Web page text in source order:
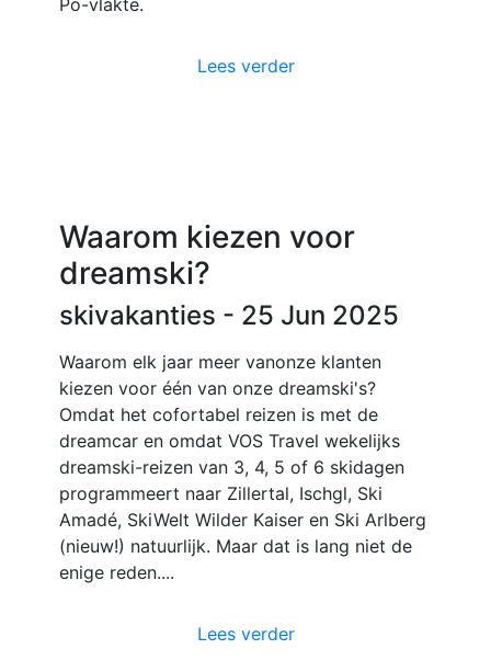
Po-vlakte.
Lees verder
Waarom kiezen voor
dreamski?
skivakanties - 25 Jun 2025
Waarom elk jaar meer vanonze klanten
kiezen voor één van onze dreamski's?
Omdat het cofortabel reizen is met de
dreamcar en omdat VOS Travel wekelijks
dreamski-reizen van 3, 4, 5 of 6 skidagen
programmeert naar Zillertal, Ischgl, Ski
Amadé, SkiWelt Wilder Kaiser en Ski Arlberg
(nieuw!) natuurlijk. Maar dat is lang niet de
enige reden....
Lees verder